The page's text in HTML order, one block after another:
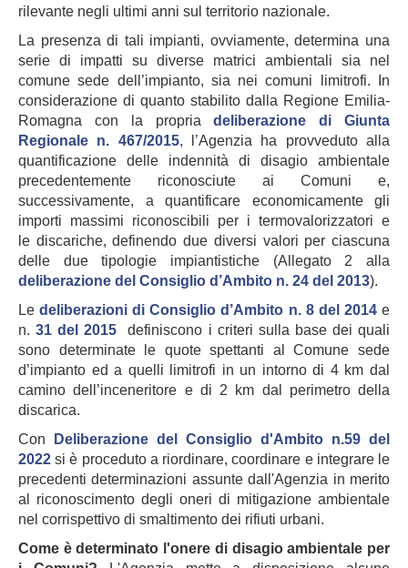
rilevante negli ultimi anni sul territorio nazionale.
La presenza di tali impianti, ovviamente, determina una
serie di impatti su diverse matrici ambientali sia nel
comune sede dell’impianto, sia nei comuni limitrofi. In
considerazione di quanto stabilito dalla Regione Emilia-
Romagna con la propriadeliberazione di Giunta
Regionale n. 467/2015, l’Agenzia ha provveduto alla
quantificazione delle indennità di disagio ambientale
precedentemente riconosciute ai Comuni e,
successivamente, a quantificare economicamente gli
importi massimi riconoscibili per i termovalorizzatori e
le discariche, definendo due diversi valori per ciascuna
delle due tipologie impiantistiche (Allegato 2 alla
deliberazione del Consiglio d’Ambito n. 24 del 2013).
Ledeliberazioni di Consiglio d’Ambito n. 8 del 2014e
n. 31 del 2015 definiscono i criteri sulla base dei quali
sono determinate le quote spettanti al Comune sede
d’impianto ed a quelli limitrofi in un intorno di 4 km dal
camino dell’inceneritore e di 2 km dal perimetro della
discarica.
Con
Deliberazione del Consiglio d'Ambito n.59 del
2022 si è proceduto a riordinare, coordinare e integrare le
precedenti determinazioni assunte dall'Agenzia in merito
al riconoscimento degli oneri di mitigazione ambientale
nel corrispettivo di smaltimento dei rifiuti urbani.
Come è determinato l'onere di disagio ambientale per